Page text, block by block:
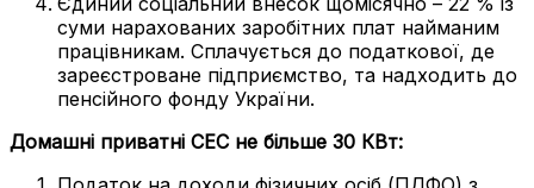
суми нарахованих заробітних плат найманим
працівникам. Сплачується до податкової, де
зареєстроване підприємство, та надходить до
пенсійного фонду України.
Домашні приватні СЕС не більше 30 КВт: